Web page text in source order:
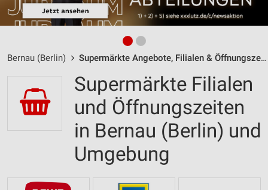
Bernau (Berlin) Supermärkte Angebote, Filialen & Öffnungszeiten
Supermärkte Filialen
und Öffnungszeiten
in Bernau (Berlin) und
Umgebung